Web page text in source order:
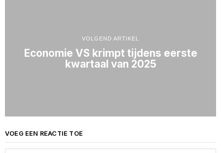
VOLGEND ARTIKEL
Economie VS krimpt tijdens eerste
kwartaal van 2025
VOEG EEN REACTIE TOE